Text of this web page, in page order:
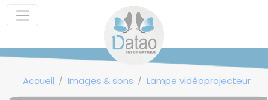
Accueil Images & sons Lampe vidéoprojecteur
Panneau de gestion des cookies